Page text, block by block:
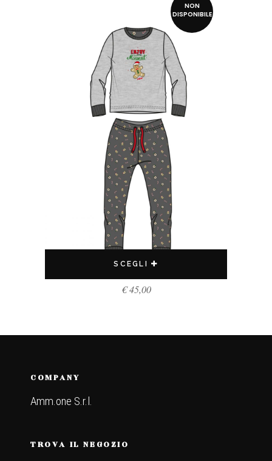
NON
DISPONIBILE
SCEGLI
€45,00
COMPANY
Amm.one S.r.l.
TROVA IL NEGOZIO